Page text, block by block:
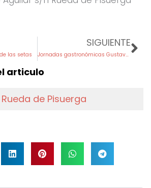
las setas
SIGUIENTE
Jornadas gastronómicas Gustavo Pérez en Sambal
articulo
Rueda de Pisuerga